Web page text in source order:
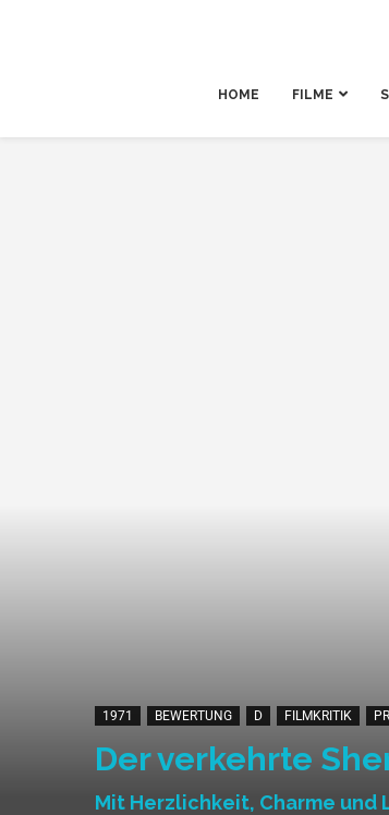
HOME FILME
1971 BEWERTUNG D FILMKRITIK
Der verkehrte
Mit Herzlichkeit, Charme und